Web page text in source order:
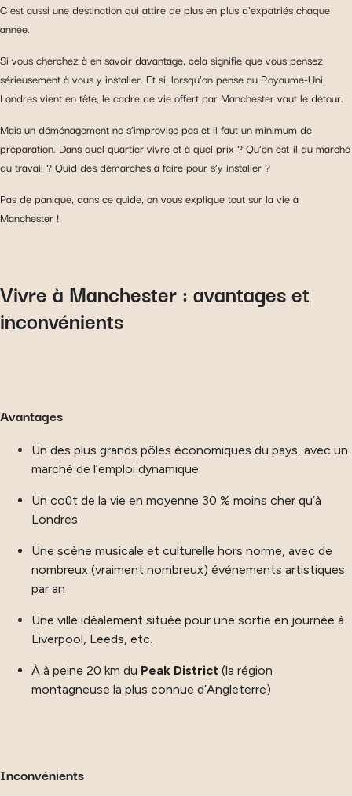
C’est aussi une destination qui attire de plus en plus d’expatriés chaque
année.
Si vous cherchez à en savoir davantage, cela signifie que vous pensez
sérieusement à vous y installer. Et si, lorsqu’on pense au Royaume-Uni,
Londres vient en tête, le cadre de vie offert par Manchester vaut le détour.
Mais un déménagement ne s’improvise pas et il faut un minimum de
préparation. Dans quel quartier vivre et à quel prix ? Qu’en est-il du marché
du travail ? Quid des démarches à faire pour s’y installer ?
Pas de panique, dans ce guide, on vous explique tout sur la vie à
Manchester !
Vivre à Manchester : avantages et
inconvénients
Avantages
Un des plus grands pôles économiques du pays, avec un
marché de l’emploi dynamique
Un coût de la vie en moyenne 30 % moins cher qu’à
Londres
Une scène musicale et culturelle hors norme, avec de
nombreux (vraiment nombreux) événements artistiques
par an
Une ville idéalement située pour une sortie en journée à
Liverpool, Leeds, etc.
À à peine 20 km du Peak District (la région
montagneuse la plus connue d’Angleterre)
Inconvénients